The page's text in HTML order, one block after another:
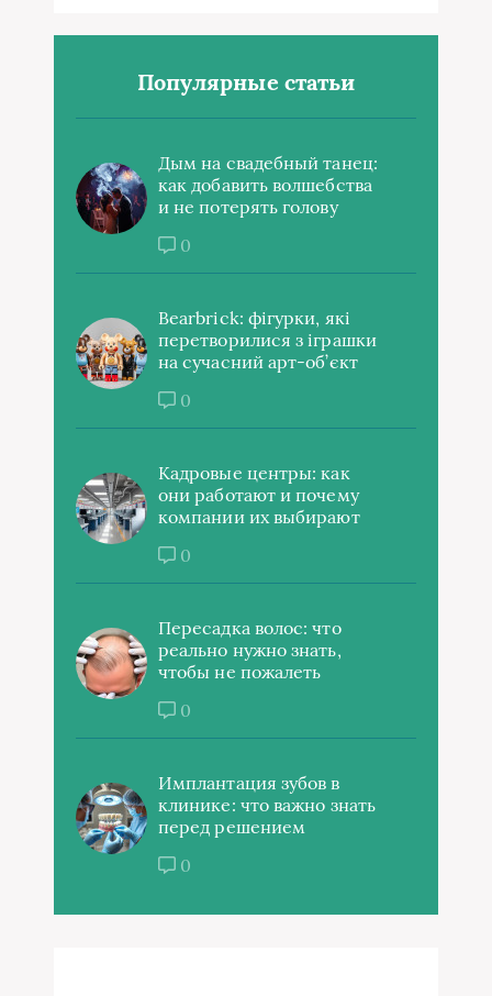
Популярные статьи
Дым на свадебный танец:
как добавить волшебства
и не потерять голову
0
Bearbrick: фігурки, які
перетворилися з іграшки
на сучасний арт-об’єкт
0
Кадровые центры: как
они работают и почему
компании их выбирают
0
Пересадка волос: что
реально нужно знать,
чтобы не пожалеть
0
Имплантация зубов в
клинике: что важно знать
перед решением
0